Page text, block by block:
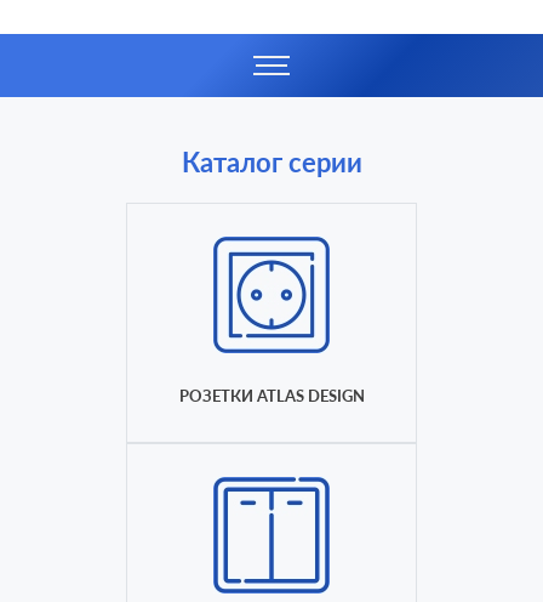
Каталог серии
РОЗЕТКИ ATLAS DESIGN